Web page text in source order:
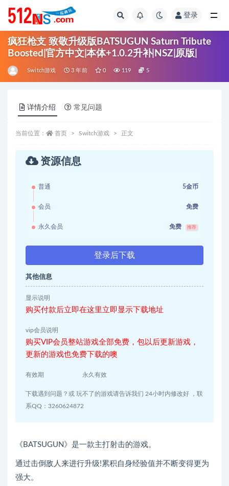
登录
疯狂枪支 致敬升级版BATSUGUN Saturn Tribute
Boosted|官方中文|本体+1.0.2升补|NSZ|原版|
Switch游戏 3 年前 0 119 5
详情介绍 常见问题
当前位置： 首页 Switch游戏 正文
资源信息
普通 5金币
会员 免费
永久会员 免费 推荐
登录后下载
其他信息
显示说明
购买付款后立即在这里立即显示下载地址
vip会员说明
购买VIP会员整站游戏全部免费，包以后更新游戏，
更新的游戏也免费下载的噢
有效期 永久有效
下载遇到问题？或 玩不了的游戏请告诉我们 24小时内修改好 ，联
系QQ：3260624872
《BATSUGUN》是一款主打射击的游戏。
通过击倒敌人来进行升级!累积自身经验值并不断变得更为
强大。